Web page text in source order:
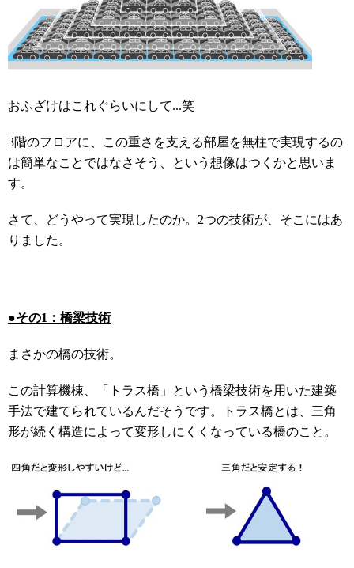
おふざけはこれぐらいにして...笑
3階のフロアに、この重さを支える部屋を無柱で実現するの
は簡単なことではなさそう、という想像はつくかと思いま
す。
さて、どうやって実現したのか。 2つの技術が、そこにはあ
りました。
●その1：橋梁技術
まさかの橋の技術。
この計算機棟、「トラス橋」という橋梁技術を用いた建築
手法で建てられているんだそうです。
トラス橋とは、三角
形が続く構造によって変形しにくくなっている橋のこと。